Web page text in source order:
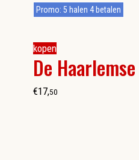
kopen
De
Promo: 5 halen 4 betalen
€17,50